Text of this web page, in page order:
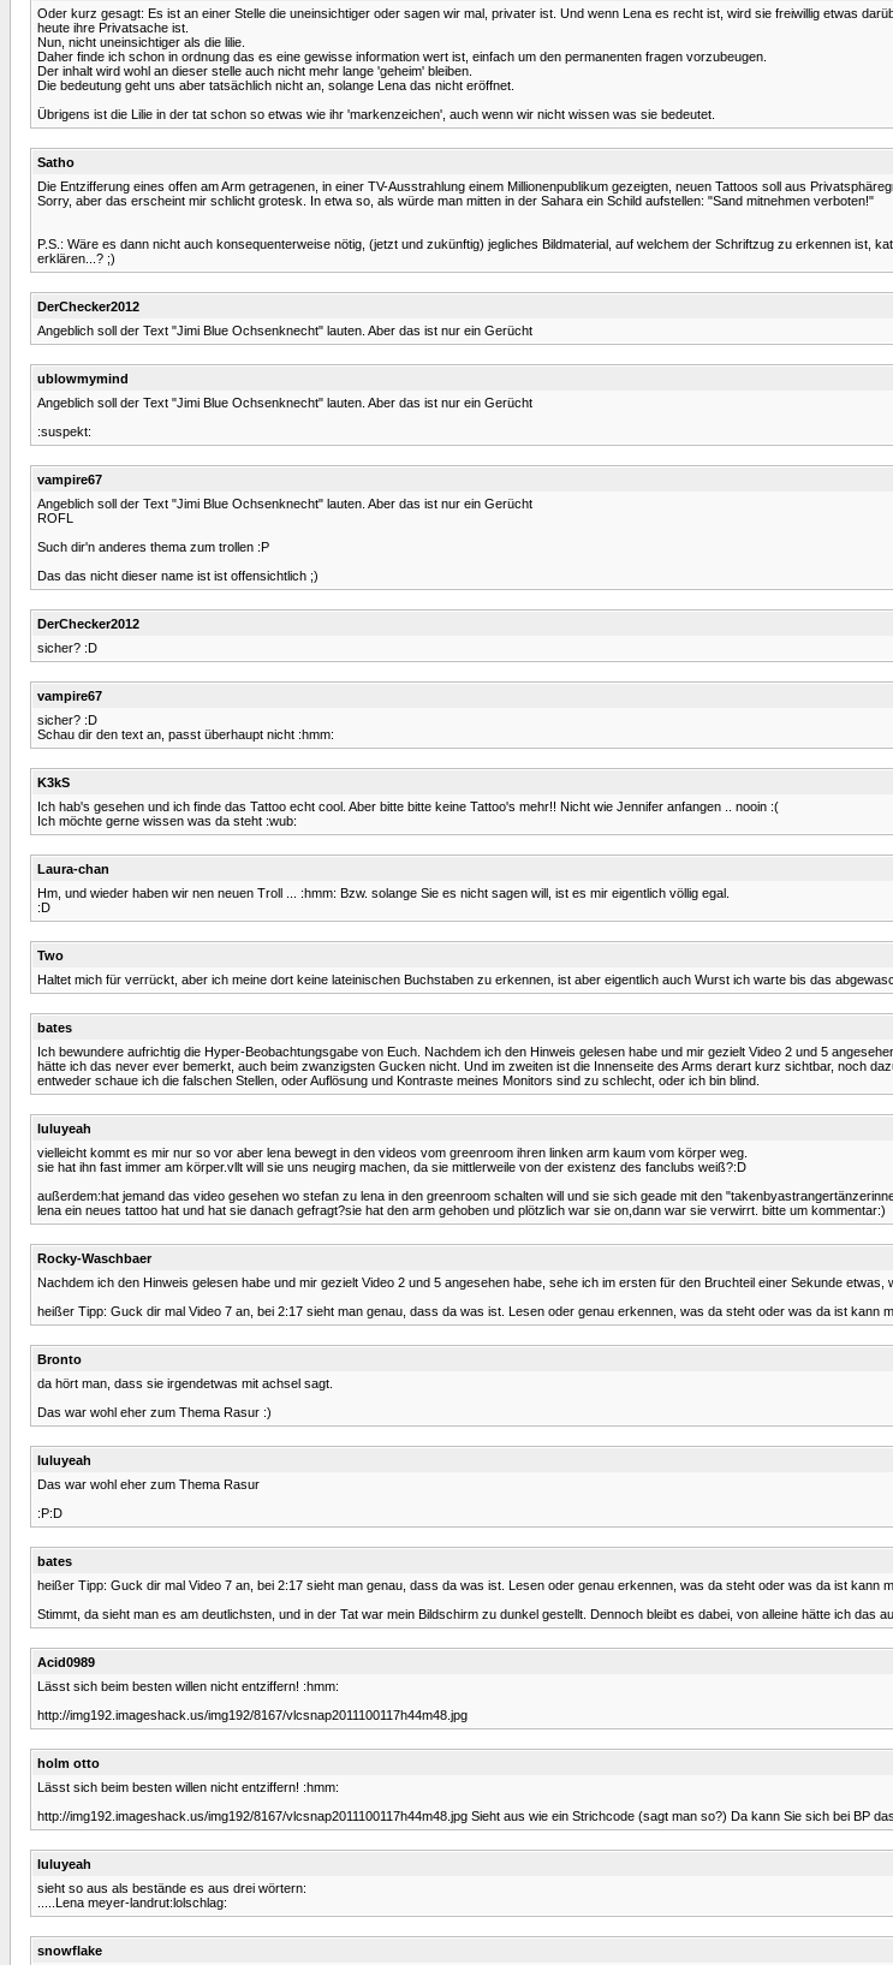
Oder kurz gesagt: Es ist an einer Stelle die uneinsichtiger oder sagen wir mal, privater ist. Und wenn Lena es recht ist, wird sie freiwillig etwas
heute ihre Privatsache ist.
Nun, nicht uneinsichtiger als die lilie.
Daher finde ich schon in ordnung das es eine gewisse information wert ist, einfach um den permanenten fragen vorzubeugen.
Der inhalt wird wohl an dieser stelle auch nicht mehr lange 'geheim' bleiben.
Die bedeutung geht uns aber tatsächlich nicht an, solange Lena das nicht eröffnet.
Übrigens ist die Lilie in der tat schon so etwas wie ihr 'markenzeichen', auch wenn wir nicht wissen was sie bedeutet.
Satho
Die Entzifferung eines offen am Arm getragenen, in einer TV-Ausstrahlung einem Millionenpublikum gezeigten, neuen Tattoos soll aus
Sorry, aber das erscheint mir schlicht grotesk. In etwa so, als würde man mitten in der Sahara ein Schild aufstellen: "Sand mitnehmen verboten!"
P.S.: Wäre es dann nicht auch konsequenterweise nötig, (jetzt und zukünftig) jegliches Bildmaterial, auf welchem der Schriftzug zu erkennen
erklären...? ;)
DerChecker2012
Angeblich soll der Text "Jimi Blue Ochsenknecht" lauten. Aber das ist nur ein Gerücht
ublowmymind
Angeblich soll der Text "Jimi Blue Ochsenknecht" lauten. Aber das ist nur ein Gerücht
:suspekt:
vampire67
Angeblich soll der Text "Jimi Blue Ochsenknecht" lauten. Aber das ist nur ein Gerücht
ROFL
Such dir'n anderes thema zum trollen :P
Das das nicht dieser name ist ist offensichtlich ;)
DerChecker2012
sicher? :D
vampire67
sicher? :D
Schau dir den text an, passt überhaupt nicht :hmm:
K3kS
Ich hab's gesehen und ich finde das Tattoo echt cool. Aber bitte bitte keine Tattoo's mehr!! Nicht wie Jennifer anfangen .. nooin :(
Ich möchte gerne wissen was da steht :wub:
Laura-chan
Hm, und wieder haben wir nen neuen Troll ... :hmm: Bzw. solange Sie es nicht sagen will, ist es mir eigentlich völlig egal.
:D
Two
Haltet mich für verrückt, aber ich meine dort keine lateinischen Buchstaben zu erkennen, ist aber eigentlich auch Wurst ich warte bis das
bates
Ich bewundere aufrichtig die Hyper-Beobachtungsgabe von Euch. Nachdem ich den Hinweis gelesen habe und mir gezielt Video 2 und 5
hätte ich das never ever bemerkt, auch beim zwanzigsten Gucken nicht. Und im zweiten ist die Innenseite des Arms derart kurz sichtbar, noch
entweder schaue ich die falschen Stellen, oder Auflösung und Kontraste meines Monitors sind zu schlecht, oder ich bin blind.
luluyeah
vielleicht kommt es mir nur so vor aber lena bewegt in den videos vom greenroom ihren linken arm kaum vom körper weg.
sie hat ihn fast immer am körper.vllt will sie uns neugirg machen, da sie mittlerweile von der existenz des fanclubs weiß?:D
außerdem:hat jemand das video gesehen wo stefan zu lena in den greenroom schalten will und sie sich geade mit den
lena ein neues tattoo hat und hat sie danach gefragt?sie hat den arm gehoben und plötzlich war sie on,dann war sie verwirrt. bitte um kommentar:)
Rocky-Waschbaer
Nachdem ich den Hinweis gelesen habe und mir gezielt Video 2 und 5 angesehen habe, sehe ich im ersten für den Bruchteil einer Sekunde etwas,
heißer Tipp: Guck dir mal Video 7 an, bei 2:17 sieht man genau, dass da was ist. Lesen oder genau erkennen, was da steht oder was da ist kann
Bronto
da hört man, dass sie irgendetwas mit achsel sagt.
Das war wohl eher zum Thema Rasur :)
luluyeah
Das war wohl eher zum Thema Rasur
:P:D
bates
heißer Tipp: Guck dir mal Video 7 an, bei 2:17 sieht man genau, dass da was ist. Lesen oder genau erkennen, was da steht oder was da ist kann
Stimmt, da sieht man es am deutlichsten, und in der Tat war mein Bildschirm zu dunkel gestellt. Dennoch bleibt es dabei, von alleine hätte ich das
Acid0989
Lässt sich beim besten willen nicht entziffern! :hmm:
http://img192.imageshack.us/img192/8167/vlcsnap2011100117h44m48.jpg
holm otto
Lässt sich beim besten willen nicht entziffern! :hmm:
http://img192.imageshack.us/img192/8167/vlcsnap2011100117h44m48.jpg Sieht aus wie ein Strichcode (sagt man so?) Da kann Sie sich bei BP
luluyeah
sieht so aus als bestände es aus drei wörtern:
.....Lena meyer-landrut:lolschlag:
snowflake